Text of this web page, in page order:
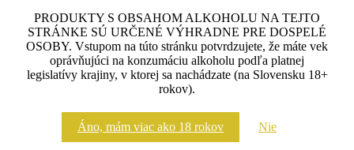
PRODUKTY S OBSAHOM ALKOHOLU NA TEJTO
STRÁNKE SÚ URČENÉ VÝHRADNE PRE DOSPELÉ
OSOBY. Vstupom na túto stránku potvrdzujete, že máte vek
oprávňujúci na konzumáciu alkoholu podľa platnej
legislatívy krajiny, v ktorej sa nachádzate (na Slovensku 18+
rokov).
Áno, mám viac ako 18 rokov Nie
Vinárstvo Chateau Freistadt
Na základe 12 recenzií
powered byG oogle